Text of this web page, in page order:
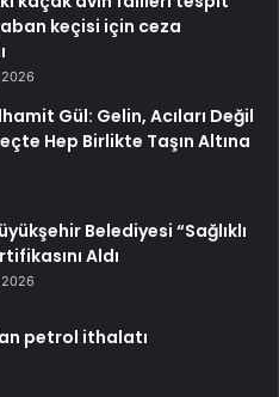
keçisi için ceza
Gül: Gelin, Acıları Değil
Hep Birlikte Taşın Altına
Belediyesi “Sağlıklı
Aldı
petrol ithalatı